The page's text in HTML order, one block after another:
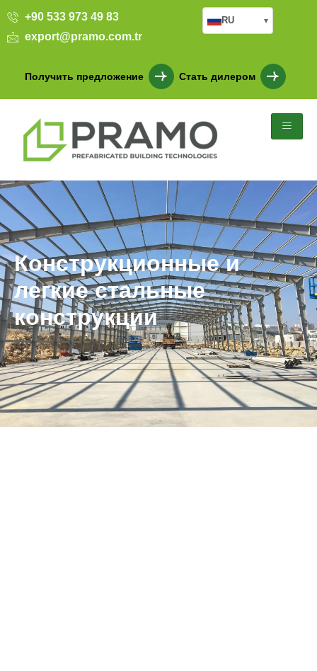
+90 533 973 49 83
export@pramo.com.tr
Получить предложение Стать дилером
RU ▾
Конструкционные и
легкие стальные
конструкции